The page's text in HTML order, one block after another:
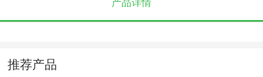
产品详情
推荐产品